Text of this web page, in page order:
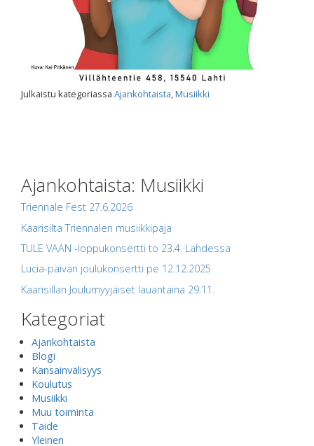
Julkaistu kategoriassa Ajankohtaista,Musiikki
Ajankohtaista: Musiikki
Triennale Fest 27.6.2026
Kaarisilta Triennalen musiikkipaja
TULE VAAN -loppukonsertti to 23.4. Lahdessa
Lucia-päivän joulukonsertti pe 12.12.2025
Kaarisillan Joulumyyjäiset lauantaina 29.11.
Kategoriat
Ajankohtaista
Blogi
Kansainvälisyys
Koulutus
Musiikki
Muu toiminta
Taide
Yleinen